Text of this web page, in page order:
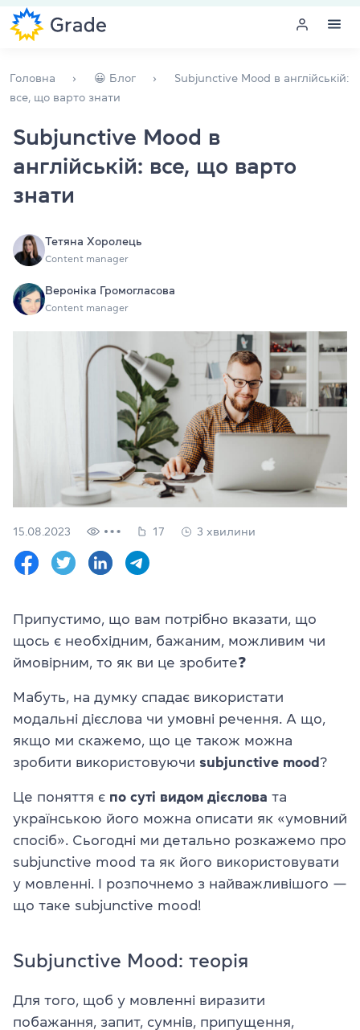
Навчання для викладачів
Англійська для компаній
Підготовка до іспитів
Більше про нас
рівень
Мова сайту RU UK
(050) 580 11 00
(063) 580 11 00
Дивитись на Google Maps
Головна 😀 Блог
Subjunctive Mood в англійській:
все, що варто знати
Subjunctive Mood в
англійській: все, що варто
знати
Тетяна Хоролець
Content manager
Вероніка Громогласова
Content manager
15.08.2023 17 3 хвилини
Припустимо, що вам потрібно вказати, що
щось є необхідним, бажаним, можливим чи
ймовірним, то як ви це зробите❓
Мабуть, на думку спадає використати
модальні дієслова чи умовні речення. А що,
якщо ми скажемо, що це також можна
зробити використовуючи subjunctive mood ?
Це поняття є по суті видом дієслова та
українською його можна описати як «умовний
спосіб». Сьогодні ми детально розкажемо про
subjunctive mood та як його використовувати
у мовленні. І розпочнемо з найважливішого —
що таке subjunctive mood!
Subjunctive Mood: теорія
Для того, щоб у мовленні виразити
побажання, запит, сумнів, припущення,